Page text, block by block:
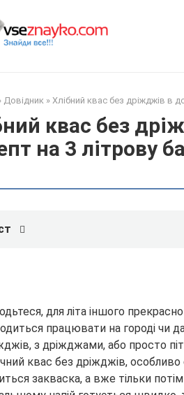
Довідник » Хлібний квас без дріжджів в
квас без
на 3 літрову
для літа іншого
працювати на городі чи
з дріжджами, або просто
квас без дріжджів,
закваска, а вже тільки